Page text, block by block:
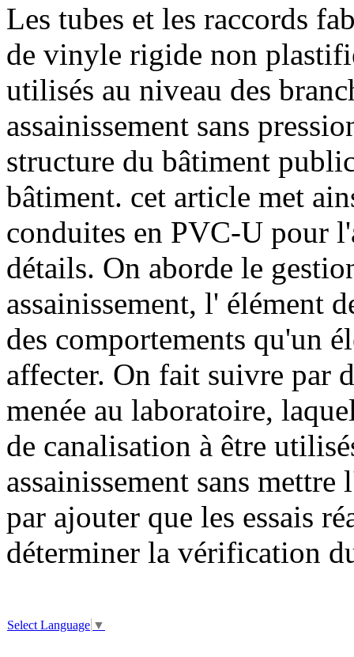
Les tubes et les raccords
de vinyle rigide non
utilisés au niveau des
assainissement sans
structure du bâtiment
bâtiment. cet article met
conduites en PVC-U pour
détails. On aborde le
assainissement, l' élément
des comportements qu'un
affecter. On fait suivre par
menée au laboratoire,
de canalisation à être
assainissement sans
par ajouter que les essais
déterminer la vérification
Select Language ▼